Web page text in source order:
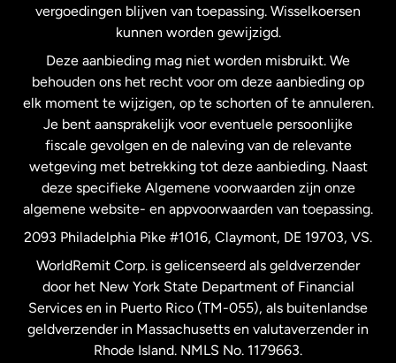
Nederland
Nieuw-Zeeland
Spanje
Verenigd Koninkrijk
Verenigde Staten English
Verenigde Staten Español
Zweden
vergoedingen blijven van toepassing. Wisselkoersen
kunnen worden gewijzigd.
Deze aanbieding mag niet worden misbruikt. We
behouden ons het recht voor om deze aanbieding op
elk moment te wijzigen, op te schorten of te annuleren.
Je bent aansprakelijk voor eventuele persoonlijke
fiscale gevolgen en de naleving van de relevante
wetgeving met betrekking tot deze aanbieding. Naast
deze specifieke Algemene voorwaarden zijn onze
algemene website- en appvoorwaarden van toepassing.
2093 Philadelphia Pike #1016, Claymont, DE 19703, VS.
WorldRemit Corp. is gelicenseerd als geldverzender
door het New York State Department of Financial
Services en in Puerto Rico (TM-055), als buitenlandse
geldverzender in Massachusetts en valutaverzender in
Rhode Island. NMLS No. 1179663.